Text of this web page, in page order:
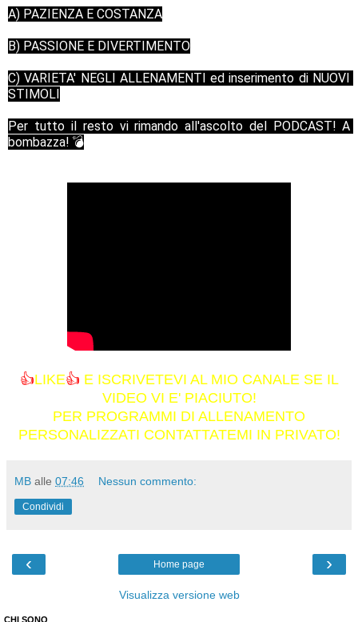
A) PAZIENZA E COSTANZA
B) PASSIONE E DIVERTIMENTO
C) VARIETA' NEGLI ALLENAMENTI ed inserimento di NUOVI
STIMOLI
Per tutto il resto vi rimando all'ascolto del PODCAST! A
bombazza! 💣
👍LIKE👍 E ISCRIVETEVI AL MIO CANALE SE IL
VIDEO VI E' PIACIUTO!
PER PROGRAMMI DI ALLENAMENTO
PERSONALIZZATI CONTATTATEMI IN PRIVATO!
MB alle 07:46 Nessun commento:
Condividi
‹ ›
Home page
Visualizza versione web
CHI SONO